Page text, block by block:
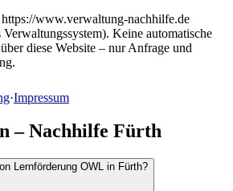
www.verwaltung-nachhilfe.de
Verwaltungssystem). Keine automatische
diese Website – nur Anfrage und
·Impressum
– Nachhilfe Fürth
Lernförderung OWL in Fürth?